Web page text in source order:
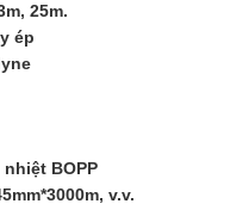
25m.
ép
BOPP
v.v.